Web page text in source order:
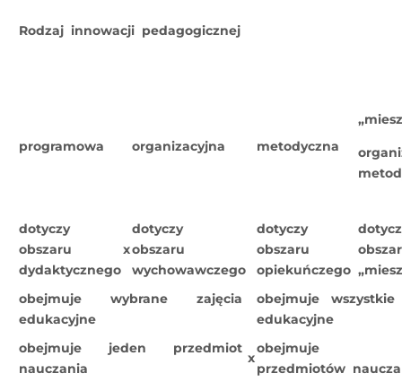
Rodzaj innowacji pedagogicznej
programowa organizacyjna metodyczna
dotyczy
obszaru
dydaktycznego
x
dotyczy
obszaru
wychowawczego
dotyczy
obszaru
opiekuńczego
obejmuje wybrane zajęcia
edukacyjne
obejmuje
edukacyjne
obejmuje jeden przedmiot
nauczania
x
obejmuje
przedmiotów